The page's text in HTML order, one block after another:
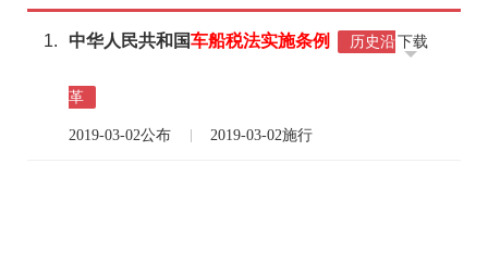
1. 中华人民共和国车船税法实施条例 历史沿
革
2019-03-02公布 2019-03-02施行
下载